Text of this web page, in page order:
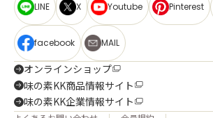
LINE X Youtube Pinterest
facebook MAIL
オンラインショップ
味の素KK商品情報サイト
味の素KK企業情報サイト